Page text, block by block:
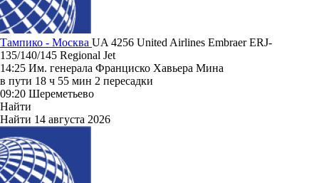
Тампико - Москва UA 4256 United Airlines Embraer ERJ-
135/140/145 Regional Jet
14:25 Им. генерала Франциско Хавьера Мина
в пути 18 ч 55 мин 2 пересадки
09:20 Шереметьево
Найти
Найти 14 августа 2026